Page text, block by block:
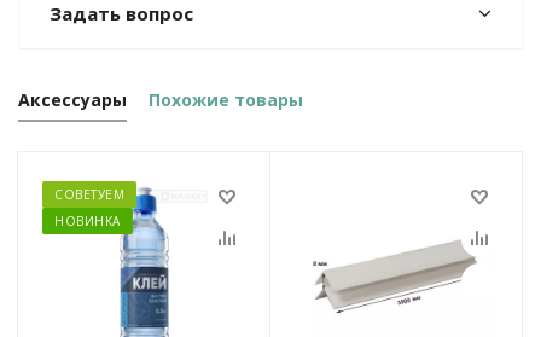
Задать вопрос
Аксессуары Похожие товары
СОВЕТУЕМ
НОВИНКА